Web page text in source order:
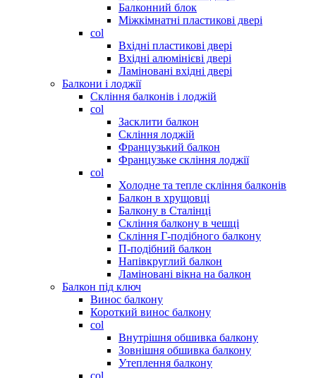
Балконний блок
Міжкімнатні пластикові двері
col
Вхідні пластикові двері
Вхідні алюмінієві двері
Ламіновані вхідні двері
Балкони і лоджії
Скління балконів і лоджій
col
Засклити балкон
Скління лоджій
Французький балкон
Французьке скління лоджії
col
Холодне та тепле скління балконів
Балкон в хрущовці
Балкону в Сталінці
Скління балкону в чешці
Скління Г-подібного балкону
П-подібний балкон
Напівкруглий балкон
Ламіновані вікна на балкон
Балкон під ключ
Винос балкону
Короткий винос балкону
col
Внутрішня обшивка балкону
Зовнішня обшивка балкону
Утеплення балкону
col